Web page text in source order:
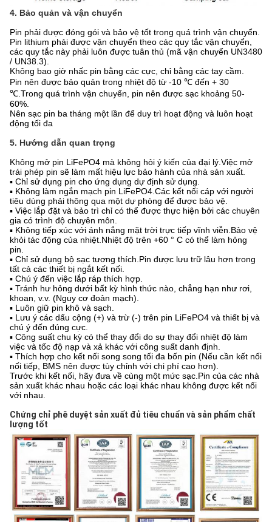
4. Bảo quản và vận chuyển
Pin phải được đóng gói và bảo vệ tốt trong quá trình vận chuyển.
Pin lithium phải được vận chuyển theo các quy tắc vận chuyển,
các quy tắc này phải luôn được tuân thủ (mã vận chuyển UN3480
/ UN38.3).
Không bao giờ nhấc pin bằng các cực, chỉ bằng các tay cầm.
Pin nên được bảo quản trong nhiệt độ từ -10 ℃ đến + 30
℃.Trong quá trình vận chuyển, pin nên được sạc khoảng 50-
60%.
Nên sạc pin ba tháng một lần để duy trì hoạt động và luôn hoạt
động tối đa
5. Hướng dẫn quan trọng
Không mở pin LiFePO4 mà không hỏi ý kiến ​​của đại lý.Việc mở
trái phép pin sẽ làm mất hiệu lực bảo hành của nhà sản xuất.
▪ Chỉ sử dụng pin cho ứng dụng dự định sử dụng.
▪ Không làm ngắn mạch pin LiFePO4.Các kết nối cáp với người
tiêu dùng phải thông qua một dự phòng để được bảo vệ.
▪ Việc lắp đặt và bảo trì chỉ có thể được thực hiện bởi các chuyên
gia có trình độ chuyên môn.
▪ Không tiếp xúc với ánh nắng mặt trời trực tiếp vĩnh viễn.Bảo vệ
khỏi tác động của nhiệt.Nhiệt độ trên +60 ° C có thể làm hỏng
pin.
▪ Chỉ sử dụng bộ sạc tương thích.Pin được lưu trữ lâu hơn trong
tất cả các thiết bị ngắt kết nối.
▪ Chú ý đến việc lắp ráp thích hợp.
▪ Tránh hư hỏng dưới bất kỳ hình thức nào, chẳng hạn như rơi,
khoan, v.v. (Nguy cơ đoản mạch).
▪ Luôn giữ pin khô và sạch.
▪ Lưu ý các dấu cộng (+) và trừ (-) trên pin LiFePO4 và thiết bị và
chú ý đến đúng cực.
▪ Công suất chu kỳ có thể thay đổi do sự thay đổi nhiệt độ làm
việc và tốc độ nạp và xả khác với công suất danh định.
▪ Thích hợp cho kết nối song song tối đa bốn pin (Nếu cần kết nối
nối tiếp, BMS nên được tùy chỉnh với chi phí cao hơn).
Trước khi kết nối, hãy đưa về cùng một mức sạc.Pin của các nhà
sản xuất khác nhau hoặc các loại khác nhau không được kết nối
với nhau.
Chứng chỉ phê duyệt sản xuất đủ tiêu chuẩn và sản phẩm chất
lượng tốt